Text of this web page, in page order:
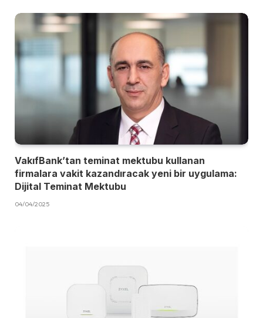
VakıfBank’tan teminat mektubu kullanan
firmalara vakit kazandıracak yeni bir uygulama:
Dijital Teminat Mektubu
04/04/2025